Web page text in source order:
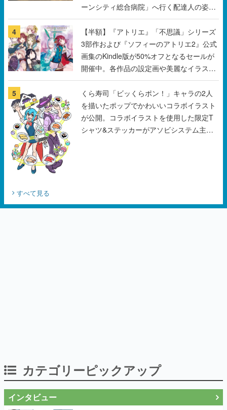
ーンシティ総合病院」へ行く配達人の姿が
披露
4
【半額】『アトリエ』「不思議」シリーズ
3部作および『ソフィーのアトリエ2』公式
画集のKindle版が50%オフとなるセールが
開催中。各作品の設定画や美麗なイラスト
の数々をふんだんに収録
5
くら寿司「ビッくらポン！」キャラの2人
を描いたポップでかわいいコラボイラスト
が公開。コラボイラストを使用した限定T
シャツ&ステッカーがアソビシステム主催
すべて見る
カテゴリーピックアップ
インタビュー